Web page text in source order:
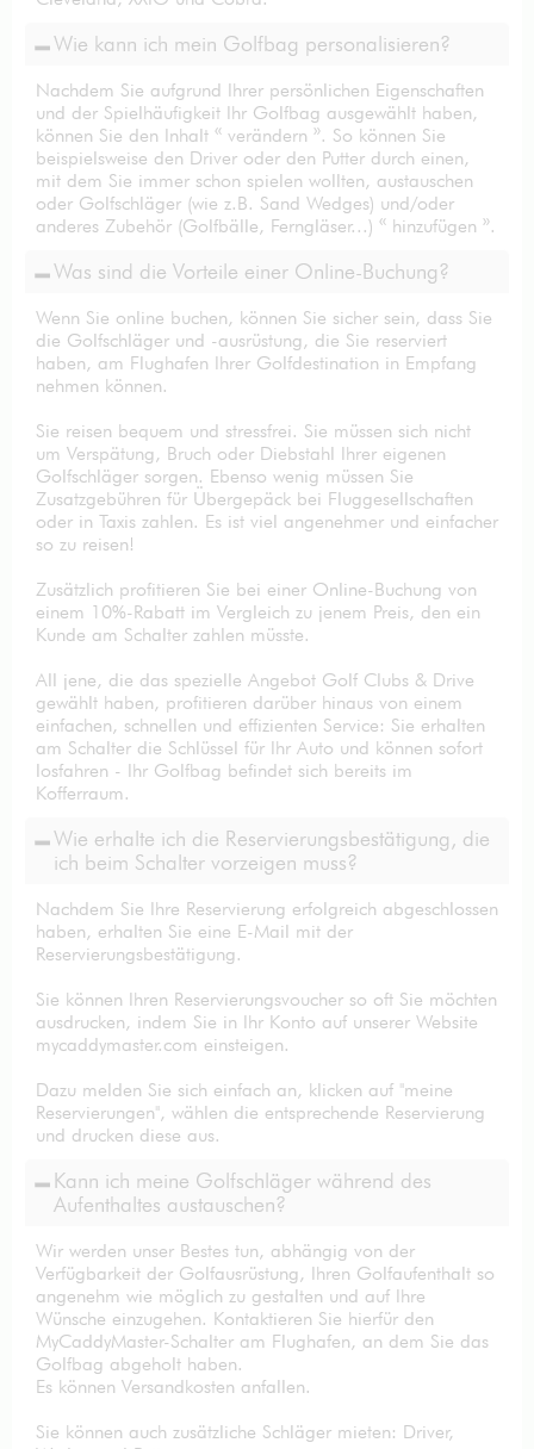
Wie kann ich mein Golfbag personalisieren?
Nachdem Sie aufgrund Ihrer persönlichen Eigenschaften
und der Spielhäufigkeit Ihr Golfbag ausgewählt haben,
können Sie den Inhalt « verändern ». So können Sie
beispielsweise den Driver oder den Putter durch einen,
mit dem Sie immer schon spielen wollten, austauschen
oder Golfschläger (wie z.B. Sand Wedges) und/oder
anderes Zubehör (Golfbälle, Ferngläser...) « hinzufügen ».
Was sind die Vorteile einer Online-Buchung?
Wenn Sie online buchen, können Sie sicher sein, dass Sie
die Golfschläger und -ausrüstung, die Sie reserviert
haben, am Flughafen Ihrer Golfdestination in Empfang
nehmen können.
Sie reisen bequem und stressfrei. Sie müssen sich nicht
um Verspätung, Bruch oder Diebstahl Ihrer eigenen
Golfschläger sorgen. Ebenso wenig müssen Sie
Zusatzgebühren für Übergepäck bei Fluggesellschaften
oder in Taxis zahlen. Es ist viel angenehmer und einfacher
so zu reisen!
Zusätzlich profitieren Sie bei einer Online-Buchung von
einem 10%-Rabatt im Vergleich zu jenem Preis, den ein
Kunde am Schalter zahlen müsste.
All jene, die das spezielle Angebot Golf Clubs & Drive
gewählt haben, profitieren darüber hinaus von einem
einfachen, schnellen und effizienten Service: Sie erhalten
am Schalter die Schlüssel für Ihr Auto und können sofort
losfahren - Ihr Golfbag befindet sich bereits im
Kofferraum.
Wie erhalte ich die Reservierungsbestätigung, die
ich beim Schalter vorzeigen muss?
Nachdem Sie Ihre Reservierung erfolgreich abgeschlossen
haben, erhalten Sie eine E-Mail mit der
Reservierungsbestätigung.
Sie können Ihren Reservierungsvoucher so oft Sie möchten
ausdrucken, indem Sie in Ihr Konto auf unserer Website
mycaddymaster.com einsteigen.
Dazu melden Sie sich einfach an, klicken auf "meine
Reservierungen", wählen die entsprechende Reservierung
und drucken diese aus.
Kann ich meine Golfschläger während des
Aufenthaltes austauschen?
Wir werden unser Bestes tun, abhängig von der
Verfügbarkeit der Golfausrüstung, Ihren Golfaufenthalt so
angenehm wie möglich zu gestalten und auf Ihre
Wünsche einzugehen. Kontaktieren Sie hierfür den
MyCaddyMaster-Schalter am Flughafen, an dem Sie das
Golfbag abgeholt haben.
Es können Versandkosten anfallen.
Sie können auch zusätzliche Schläger mieten: Driver,